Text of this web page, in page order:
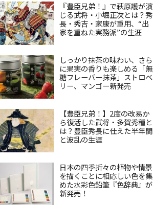
『豊臣兄弟！』で萩原護が演
じる武将・小堀正次とは？秀
長・秀吉・家康が重用、“出
家を重ねた実務派”の生涯
しっかり抹茶の味わい、さら
に果実の香りも楽しめる「無
糖フレーバー抹茶」ストロベ
リー、マンゴー新発売
【豊臣兄弟！】2度の改易か
ら復活した武将・多賀秀種と
は？豊臣秀長に仕えた半年間
と波乱の生涯
日本の四季折々の植物や情景
を描くことに相応しい色を集
めた水彩色鉛筆『色辞典』が
新発売！